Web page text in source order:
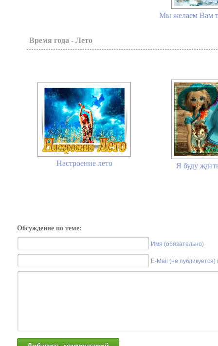
Мы желаем Вам
Время года - Лето
Настроение лето Я буду
Обсуждение по теме:
Имя (обязательно)
E-Mail (не